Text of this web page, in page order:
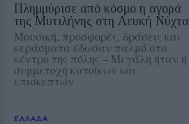
Πλημμύρισε από κόσμο η αγορά
της Μυτιλήνης στη Λευκή Νύχτα
Μουσική, προσφορές, δράσεις και
κεράσματα έδωσαν παλμό στο
κέντρο της πόλης – Μεγάλη ήταν η
συμμετοχή κατοίκων και
επισκεπτών
ΕΛΛΑΔΑ